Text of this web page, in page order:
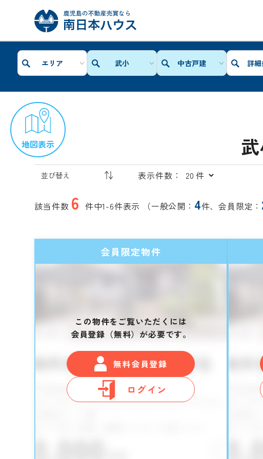
エリア 武小 中古戸建 詳
地図表示
表示件数：
該当件数 6 件中1-6件表示 （一般公開： 4件、会員限定：
会員限定物件
この物件をご覧いただくには
会員登録（無料）が必要です。
無料会員登録
ログイン